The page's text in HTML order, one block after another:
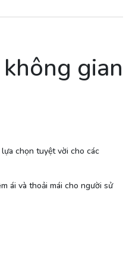
gian
chọn tuyệt vời cho các
ái và thoải mái cho người sử